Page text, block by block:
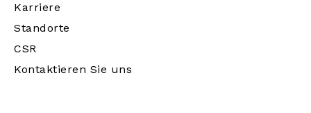
Karriere
Standorte
CSR
Kontaktieren Sie uns